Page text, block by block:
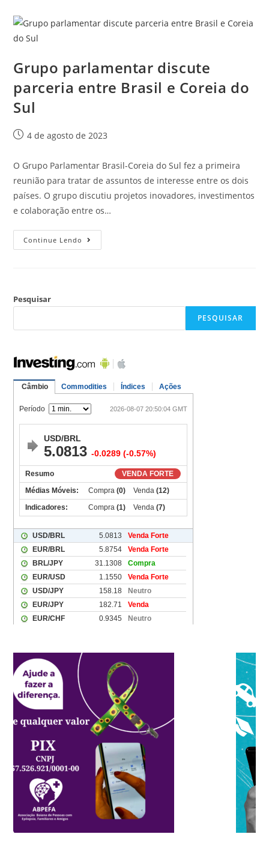
Grupo parlamentar discute
parceria entre Brasil e Coreia do
Sul
4 de agosto de 2023
O Grupo Parlamentar Brasil-Coreia do Sul fez a primeira
reunião para tratar de assuntos de interesse entre os dois
países. O grupo discutiu projetos inovadores, investimentos
e colaboração entre os…
Continue Lendo
Pesquisar
PESQUISAR